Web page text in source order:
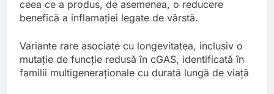
ceea ce a produs, de asemenea, o reducere
benefică a inflamației legate de vârstă.
Variante rare asociate cu longevitatea, inclusiv o
mutație de funcție redusă în cGAS, identificată în
familii multigeneraționale cu durată lungă de viață